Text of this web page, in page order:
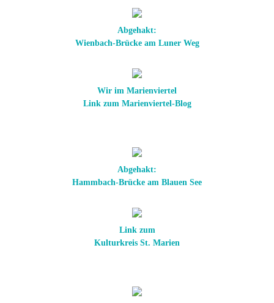
Abgehakt:
Wienbach-Brücke am Luner Weg
Wir im Marienviertel
Link zum Marienviertel-Blog
Abgehakt:
Hammbach-Brücke am Blauen See
Link zum
Kulturkreis St. Marien